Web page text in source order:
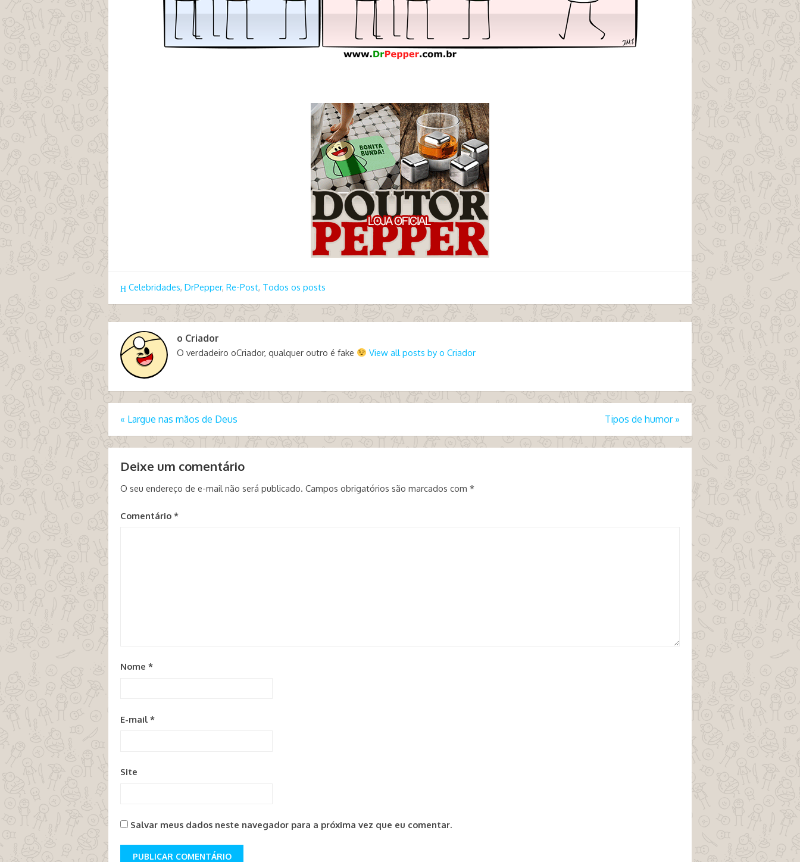
Celebridades, DrPepper, Re-Post, Todos os posts
o Criador
O verdadeiro oCriador, qualquer outro é fake View all posts by o Criador
« Largue nas mãos de Deus Tipos de humor »
Deixe um comentário
O seu endereço de e-mail não será publicado. Campos obrigatórios são marcados com *
Comentário *
Nome *
E-mail *
Site
Salvar meus dados neste navegador para a próxima vez que eu comentar.